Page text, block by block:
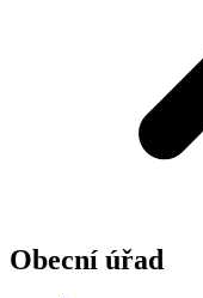
Obecní úřad